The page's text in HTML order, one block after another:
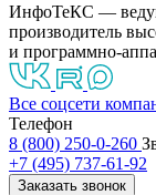
ИнфоТеКС —
производитель
и программно-
Все соцсети
Телефон
8 (800) 250-0-260
+7 (495) 737-61-92
Заказать звонок